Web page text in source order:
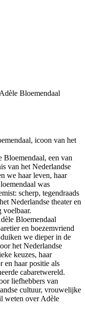
Bloemendaal
icoon van het
Bloemendaal, een van
van het Nederlandse
we haar leven, haar
was
scherp, tegendraads
Nederlandse theater en
voelbaar.
Bloemendaal
en boezemvriend
we dieper in de
het Nederlandse
keuzes, haar
en haar positie als
cabaretwereld.
liefhebbers van
cultuur, vrouwelijke
weten over Adèle